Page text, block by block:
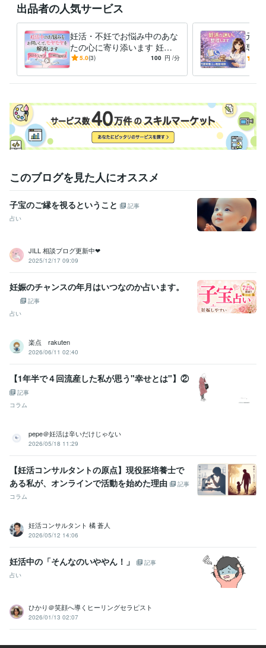
出品者の人気サービス
妊活・不妊でお悩み中のあな
たの心に寄り添います 妊活
中のストレス|夫婦関係|妊活
5.0(3) 100 円 /分
元胚
専門
迷い
このブログを見た人にオススメ
子宝のご縁を視るということ
記事
占い
JILL 相談ブログ更新中❤︎
2025/12/17 09:09
妊娠のチャンスの年月はいつなのか占います。
記事
占い
楽点 rakuten
2026/06/11 02:40
【1年半で４回流産した私が思う"幸せとは"】②
記事
コラム
pepe＠妊活は辛いだけじゃない
2026/05/18 11:29
【妊活コンサルタントの原点】現役胚培養士で
ある私が、オンラインで活動を始めた理由
記事
コラム
妊活コンサルタント 橘 蒼人
2026/05/12 14:06
妊活中の「そんなのいややん！」
記事
占い
ひかり＠笑顔へ導くヒーリングセラピスト
2026/01/13 02:07